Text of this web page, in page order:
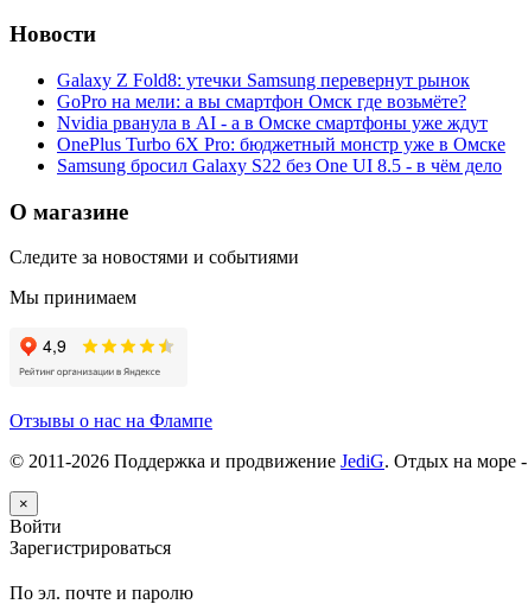
Новости
Galaxy Z Fold8: утечки Samsung перевернут рынок
GoPro на мели: а вы смартфон Омск где возьмёте?
Nvidia рванула в AI - а в Омске смартфоны уже ждут
OnePlus Turbo 6X Pro: бюджетный монстр уже в Омске
Samsung бросил Galaxy S22 без One UI 8.5 - в чём дело
О магазине
Следите за новостями и событиями
Мы принимаем
Отзывы о нас на Флампе
© 2011-2026 Поддержка и продвижение JediG. Отдых на море -
×
Войти
Зарегистрироваться
По эл. почте и паролю